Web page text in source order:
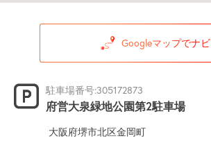
Googleマップでナビ
駐車場番号:305172873
府営大泉緑地公園第2駐車場
大阪府堺市北区金岡町